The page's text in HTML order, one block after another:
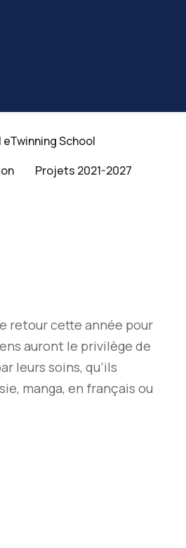
eTwinning School
Projets 2021-2027
retour cette année pour
auront le privilège de
leurs soins, qu’ils
manga, en français ou